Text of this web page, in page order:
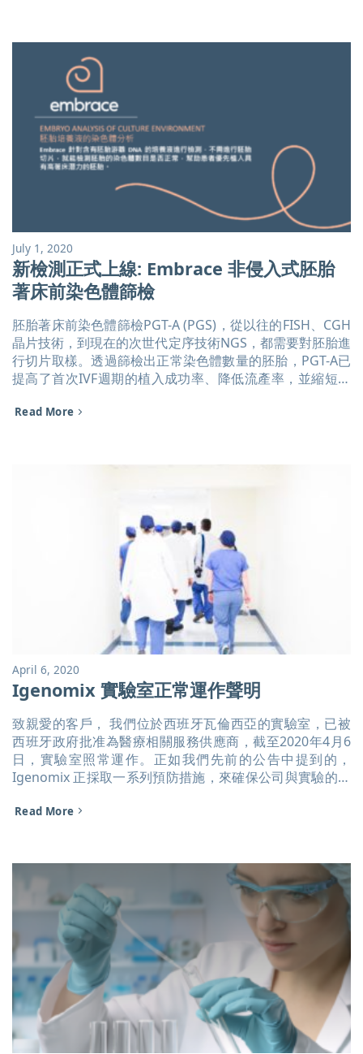
https://attendee.gotowebinar.com/register/
July 1, 2020
新檢測正式上線: Embrace 非侵入式胚胎
著床前染色體篩檢
胚胎著床前染色體篩檢PGT-A (PGS)，從以往的FISH、CGH
晶片技術，到現在的次世代定序技術NGS，都需要對胚胎進
行切片取樣。透過篩檢出正常染色體數量的胚胎，PGT-A已
提高了首次IVF週期的植入成功率、降低流產率，並縮短了
帶來的影響。 而在2020年5月22日，Igenomix 的胚胎遺傳
統PGT-A (PGS) 檢測，Embrace針對含有胚胎游離DNA 的
嬰兒週期失敗的重要原因。這項新的非侵入式胚胎著床前染
色體篩檢 (Embrace)，將提高懷孕的機率並有利於足月妊
娠，並幫助病患產下健康的孩子，這是我們輔助生殖的主要
目標。」 Igenomix科學基金會主席——卡洛斯·西蒙
（Carlos Simon）教授說。 這項新的非侵入式胚胎測試將
讓更多的IVF中心和患者能夠進行胚胎染色體分析，因為它
大大簡化了操作流程，而且不需對胚胎進行切片。 這項檢
測是基於一項已發表在《美國婦產科雜誌》的研究，此論文
為《1301個囊胚的多中心前瞻性研究，比較了胚胎游離
DNA和滋養層細胞切片的一致性》。該研究對全球四大洲的
8 [...]
Read More
April 6, 2020
Igenomix 實驗室正常運作聲明
致親愛的客戶， 我們位於西班牙瓦倫西亞的實驗室，已被
西班牙政府批准為醫療相關服務供應商，截至2020年4月6
日，實驗室照常運作。正如我們先前的公告中提到的，
Igenomix 正採取一系列預防措施，來確保公司與實驗的運
果疫情開始影響實驗室或國際物流的運行，我們將根據形勢
專人為您提供諮詢： Email:
servicetaiwan@igenomix.com TEL: 02-2697-1737 FAX:
02-2697-1739 台灣艾捷隆在此向所有醫療人員致敬，並希
望大家戴口罩、勤洗手、保持社交距離，共同守護台灣這個
家園。 英雄的背影 Photo by Luis Melendez [...]
Read More